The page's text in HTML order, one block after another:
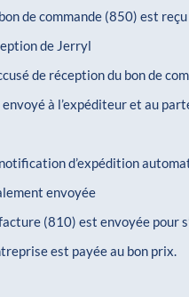
de commande (850) est
de Jerryl
de réception du bon de
à l’expéditeur et au
d’expédition
envoyée
(810) est envoyée pour
est payée au bon prix.